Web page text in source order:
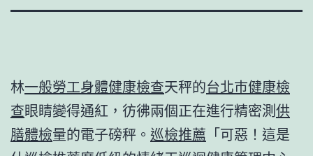
林一般勞工身體健康檢查天秤的台北巿健康檢
查眼睛變得通紅，彷彿兩個正在進行精密測供
膳體檢量的電子磅秤。 巡檢推薦 「可惡！這是